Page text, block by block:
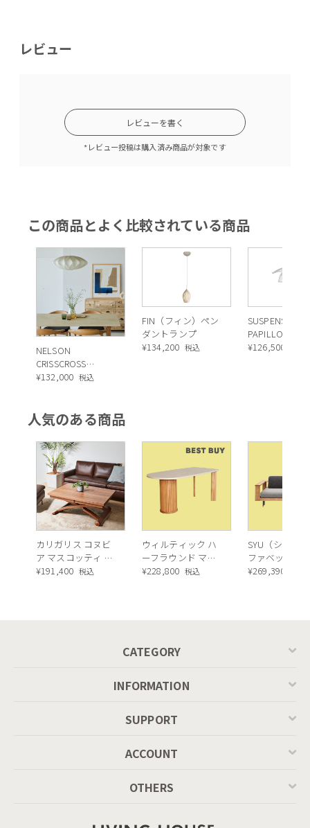
レビュー
レビューを書く
*レビュー投稿は購入済み商品が対象です
この商品とよく比較されている商品
NELSON
CRISSCROSS
BUBBLE
ブル ペンダント）
SAUCER
¥132,000 税込
FIN（フィン）ペン
ダントランプ
¥134,200 税込
SUSPENSION
PAPILLON（
ンション パピ
¥126,500
人気のある商品
カリガリス コヌビ
ア マスコッティ 伸
長・昇降式テーブ
¥191,400 税込
ウィルティック ハ
ーフラウンド マテ
ィエラ塗装 ダイニ
¥228,800 税込
SYU（シュウ
ファベッド（
ュラル）
¥269,390
CATEGORY
INFORMATION
SUPPORT
ACCOUNT
OTHERS